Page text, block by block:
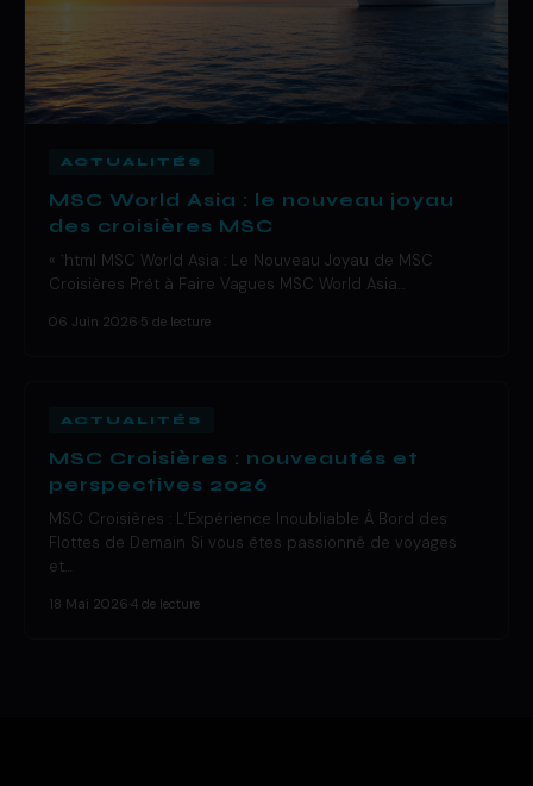
ACTUALITÉS
MSC World Asia : le nouveau joyau
des croisières MSC
« `html MSC World Asia : Le Nouveau Joyau de MSC
Croisières Prêt à Faire Vagues MSC World Asia…
06 Juin 2026 5 de lecture
ACTUALITÉS
MSC Croisières : nouveautés et
perspectives 2026
MSC Croisières : L’Expérience Inoubliable À Bord des
Flottes de Demain Si vous êtes passionné de voyages
et…
18 Mai 2026 4 de lecture